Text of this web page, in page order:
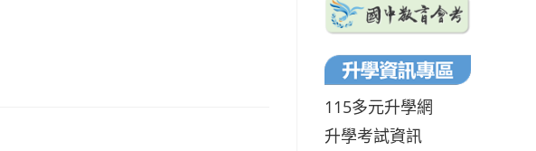
115多元升學網
升學考試資訊